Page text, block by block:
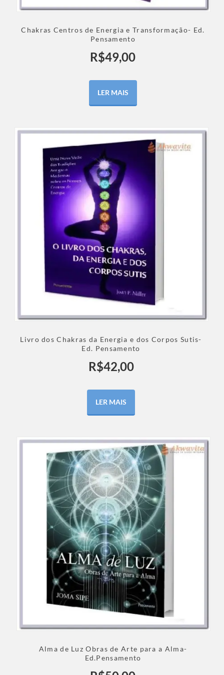
Chakras Centros de Energia e Transformação- Ed.
Pensamento
R$49,00
LER MAIS
Livro dos Chakras da Energia e dos Corpos Sutis-
Ed. Pensamento
R$42,00
LER MAIS
Alma de Luz Obras de Arte para a Alma-
Ed.Pensamento